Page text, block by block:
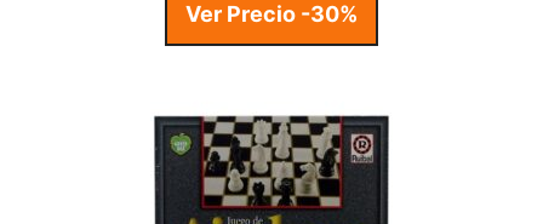
Ver Precio -30%